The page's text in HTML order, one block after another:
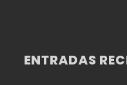
ENTRADAS